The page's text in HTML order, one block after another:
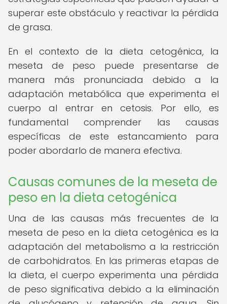
superar este obstáculo y reactivar la pérdida
de grasa.
En el contexto de la dieta cetogénica, la
meseta de peso puede presentarse de
manera más pronunciada debido a la
adaptación metabólica que experimenta el
cuerpo al entrar en cetosis. Por ello, es
fundamental comprender las causas
específicas de este estancamiento para
poder abordarlo de manera efectiva.
Causas comunes de la meseta de
peso en la dieta cetogénica
Una de las causas más frecuentes de la
meseta de peso en la dieta cetogénica es la
adaptación del metabolismo a la restricción
de carbohidratos. En las primeras etapas de
la dieta, el cuerpo experimenta una pérdida
de peso significativa debido a la eliminación